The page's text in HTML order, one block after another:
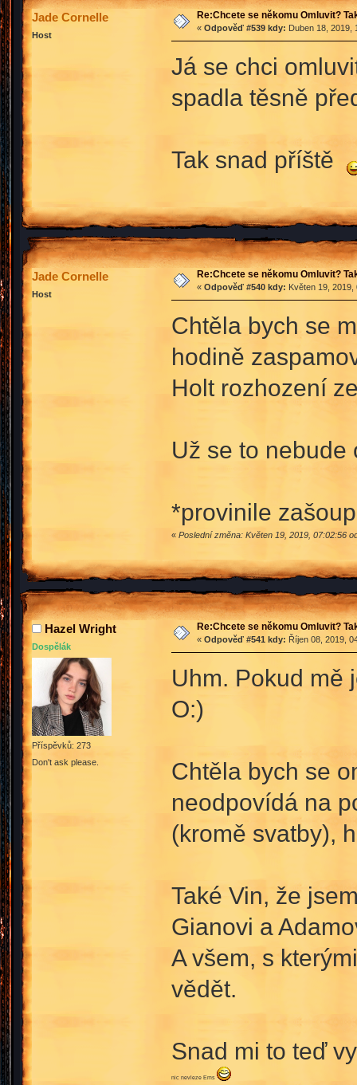
Jade Cornelle
Host
Re:Chcete se někomu Omluvit?
« Odpověď #539 kdy: Duben 18, 2019,
Já se chci
spadla těsně
Tak snad příště
Jade Cornelle
Host
Re:Chcete se někomu Omluvit?
« Odpověď #540 kdy: Květen 19,
Chtěla bych se
hodině
Holt rozhození
Už se to
*provinile
« Poslední změna: Květen 19, 2019, 07:02:56
Hazel Wright
Dospělák
Příspěvků: 273
Don't ask please.
Re:Chcete se někomu Omluvit?
« Odpověď #541 kdy: Říjen 08, 2019,
Uhm. Pokud mě
O:)
Chtěla bych se
neodpovídá na
(kromě svatby),
Také Vin, že
Gianovi a
A všem, s
vědět.
Snad mi to teď
nic nevleze Ems